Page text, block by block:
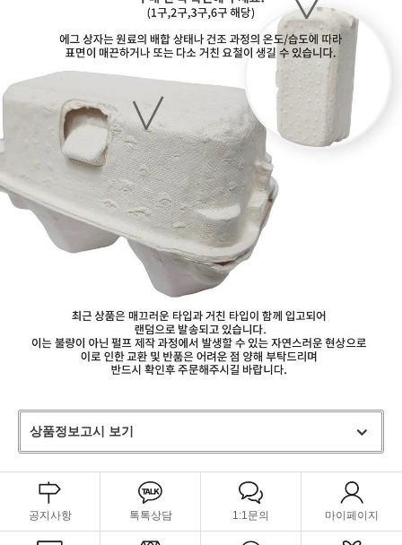
상품정보고시 보기
공지사항 톡톡상담 1:1문의 마이페이지